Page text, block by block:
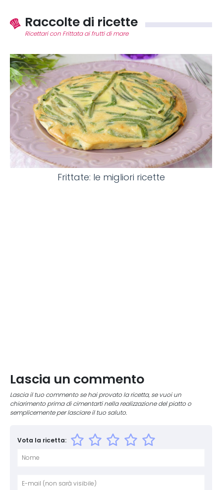
Raccolte di ricette
Ricettari con Frittata ai frutti di mare
Frittate: le migliori ricette
Lascia un commento
Lascia il tuo commento se hai provato la ricetta, se vuoi un
chiarimento prima di cimentarti nella realizzazione del piatto o
semplicemente per lasciare il tuo saluto.
Vota la ricetta: